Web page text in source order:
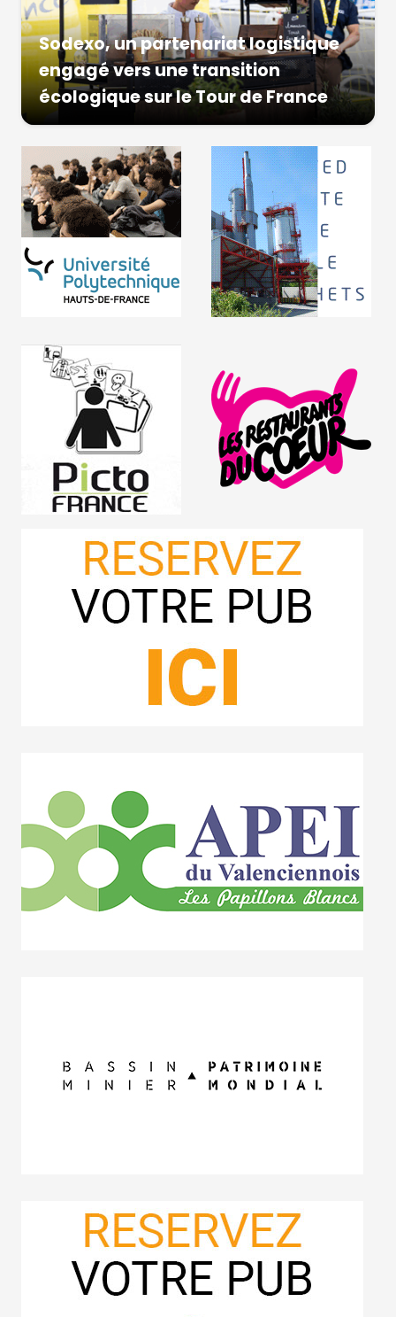
Sodexo, un partenariat logistique
engagé vers une transition
écologique sur le Tour de France